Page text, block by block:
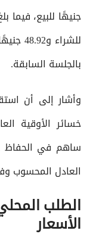
بالجلسة السابقة.
وأشار إلى أن
خسائر الأوقية
ساهم في الحفاظ
العادل المحسوب
الطلب
الأسعار